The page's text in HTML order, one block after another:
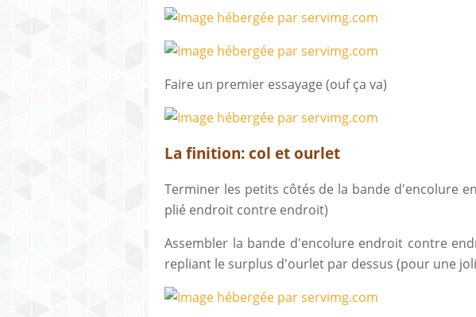
Faire un premier essayage (ouf ça va)
La finition: col et ourlet
Terminer les petits côtés de la bande d'encolure
plié endroit contre endroit)
Assembler la bande d'encolure endroit contre
repliant le surplus d'ourlet par dessus (pour une